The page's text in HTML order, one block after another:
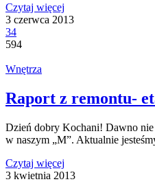
Czytaj więcej
3 czerwca 2013
34
594
Wnętrza
Raport z remontu-
Dzień dobry Kochani! Dawno nie
w naszym „M”. Aktualnie
Czytaj więcej
3 kwietnia 2013